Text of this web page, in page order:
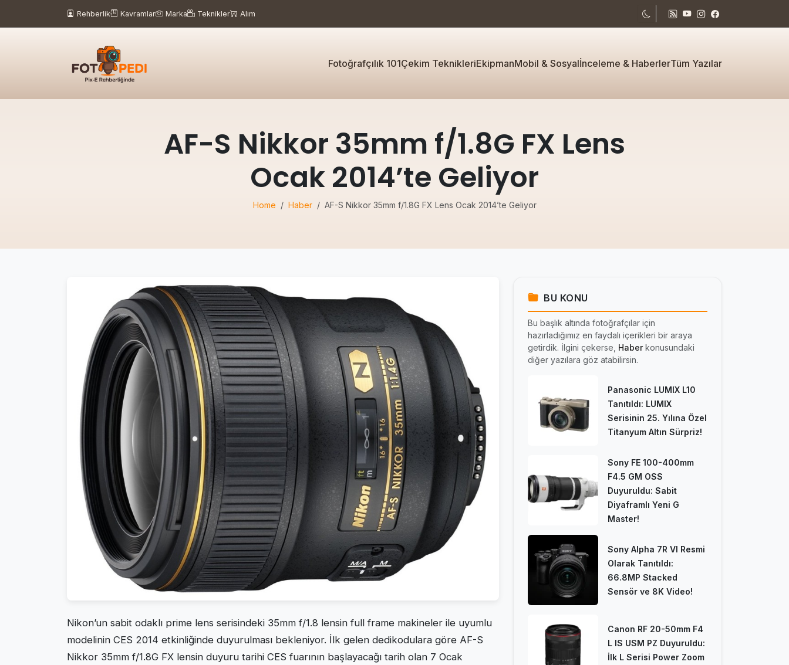
Rehberlik Kavramlar Marka Teknikler Alım
Fotoğrafçılık 101Çekim TeknikleriEkipmanMobil & Sosyalİnceleme & HaberlerTüm Yazılar
AF-S Nikkor 35mm f/1.8G FX Lens
Ocak 2014’te Geliyor
Home Haber AF-S Nikkor 35mm f/1.8G FX Lens Ocak 2014’te Geliyor
Nikon’un sabit odaklı prime lens serisindeki 35mm f/1.8 lensin full frame makineler ile uyumlu
modelinin CES 2014 etkinliğinde duyurulması bekleniyor. İlk gelen dedikodulara göre AF-S
Nikkor 35mm f/1.8G FX lensin duyuru tarihi CES fuarının başlayacağı tarih olan 7 Ocak
BU KONU
Bu başlık altında fotoğrafçılar için
hazırladığımız en faydalı içerikleri bir araya
getirdik. İlgini çekerse, Haberkonusundaki
diğer yazılara göz atabilirsin.
Panasonic LUMIX L10
Tanıtıldı: LUMIX
Serisinin 25. Yılına Özel
Titanyum Altın Sürpriz!
Sony FE 100-400mm
F4.5 GM OSS
Duyuruldu: Sabit
Diyaframlı Yeni G
Master!
Sony Alpha 7R VI Resmi
Olarak Tanıtıldı:
66.8MP Stacked
Sensör ve 8K Video!
Canon RF 20-50mm F4
L IS USM PZ Duyuruldu:
İlk L Serisi Power Zoom